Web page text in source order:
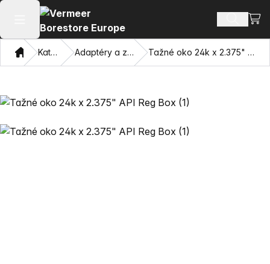
Otevřít hlavní menu Hledat
DomovKatalog Adaptéry a závitníky Tažné oko 24k x 2.375" API Reg Box